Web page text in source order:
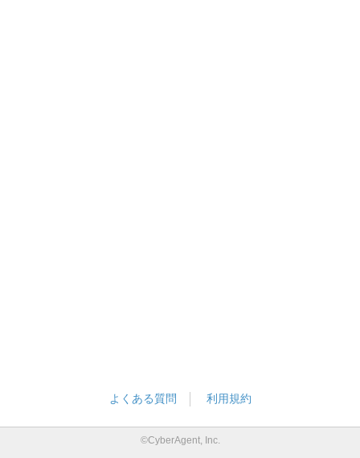
よくある質問 利用規約
©CyberAgent, Inc.